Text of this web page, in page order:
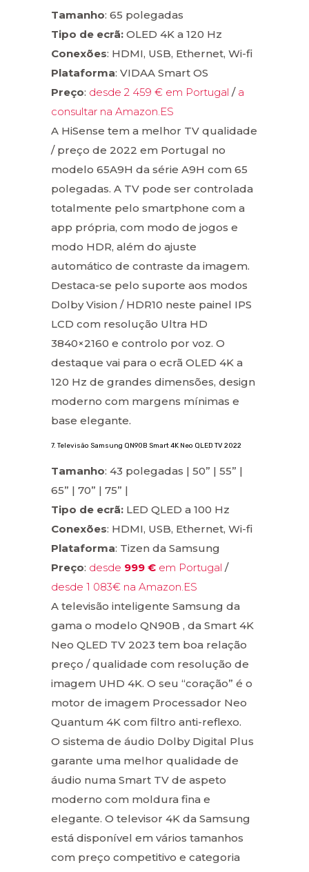
Tamanho: 65 polegadas
Tipo de ecrã: OLED 4K a 120 Hz
Conexões: HDMI, USB, Ethernet, Wi-fi
Plataforma: VIDAA Smart OS
Preço: desde 2 459 € em Portugal /a
consultar na Amazon.ES
A HiSense tem a melhor TV qualidade
/ preço de 2022 em Portugal no
modelo 65A9H da série A9H com 65
polegadas. A TV pode ser controlada
totalmente pelo smartphone com a
app própria, com modo de jogos e
modo HDR, além do ajuste
automático de contraste da imagem.
Destaca-se pelo suporte aos modos
Dolby Vision / HDR10 neste painel IPS
LCD com resolução Ultra HD
3840×2160 e controlo por voz. O
destaque vai para o ecrã OLED 4K a
120 Hz de grandes dimensões, design
moderno com margens mínimas e
base elegante.
7. Televisão Samsung QN90B Smart 4K Neo QLED TV 2022
Tamanho: 43 polegadas | 50” | 55” |
65” | 70” | 75” |
Tipo de ecrã: LED QLED a 100 Hz
Conexões: HDMI, USB, Ethernet, Wi-fi
Plataforma: Tizen da Samsung
Preço: desde 999 € em Portugal /
desde 1 083€ na Amazon.ES
A televisão inteligente Samsung da
gama o modelo QN90B , da Smart 4K
Neo QLED TV 2023 tem boa relação
preço / qualidade com resolução de
imagem UHD 4K. O seu “coração” é o
motor de imagem Processador Neo
Quantum 4K com filtro anti-reflexo.
O sistema de áudio Dolby Digital Plus
garante uma melhor qualidade de
áudio numa Smart TV de aspeto
moderno com moldura fina e
elegante. O televisor 4K da Samsung
está disponível em vários tamanhos
com preço competitivo e categoria